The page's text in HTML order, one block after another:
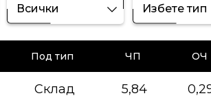
Всички Избете тип
Под тип ЧП ОЧ
Склад 5,84